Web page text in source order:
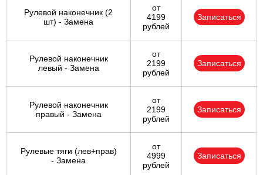
Рулевой наконечник (2
шт) - Замена
от
4199
рублей
Записаться
Рулевой наконечник
левый - Замена
от
2199
рублей
Записаться
Рулевой наконечник
правый - Замена
от
2199
рублей
Записаться
Рулевые тяги (лев+прав)
- Замена
от
4999
рублей
Записаться